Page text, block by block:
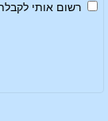
רשום אותי